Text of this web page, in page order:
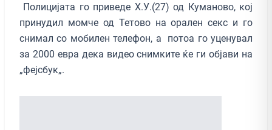
Полицијата го приведе Х.У.(27) од Куманово, кој
принудил момче од Тетово на орален секс и го
снимал со мобилен телефон, а потоа го уценувал
за 2000 евра дека видео снимките ќе ги објави на
„фејсбук„.